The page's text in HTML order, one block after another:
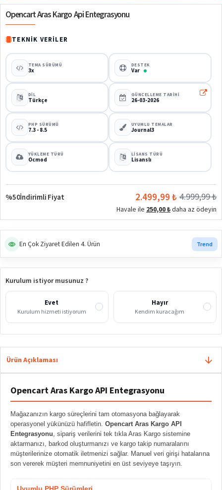
Opencart Aras Kargo Api Entegrasyonu
TEKNIK VERILER
TEMA SÜRÜMÜ
3x
DESTEK
Var
DIL
Türkçe
GÜNCELLEME TARIHI
26-03-2026
PHP SÜRÜMÜ
7.3 - 8.5
UYUMLU TEMALAR
Journal3
YÜKLEME TÜRÜ
Ocmod
LISANS TÜRÜ
Lisanslı
İndirimli Fiyat
%50 2.499,99 ₺ 4.999,99 ₺
Havale ile 250,00 ₺daha az ödeyin
En Çok Ziyaret Edilen 4. Ürün Trend
Kurulum istiyor musunuz ?
Evet
Kurulum hizmeti istiyorum
Hayır
Kendim kuracağım
Ürün Açıklaması
Opencart Aras Kargo API Entegrasyonu
Mağazanızın kargo süreçlerini tam otomasyona bağlayarak
operasyonel yükünüzü hafifletin. Opencart Aras Kargo API
Entegrasyonu , sipariş verilerini tek tıkla Aras Kargo sistemine
aktarmanızı, barkod oluşturmanızı ve kargo takip numaralarını
müşterilerinize otomatik iletmenizi sağlar. Manuel veri girişi hatalarına
son vererek müşteri memnuniyetini en üst seviyeye taşıyın.
Uyumlu PHP Sürümleri